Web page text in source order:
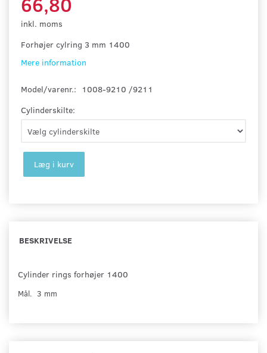
inkl. moms
Forhøjer cylring 3 mm 1400
Mere information
Model/varenr.:
1008-9210 /9211
Cylinderskilte:
Læg i kurv
BESKRIVELSE
Cylinder rings forhøjer 1400
Mål. 3 mm